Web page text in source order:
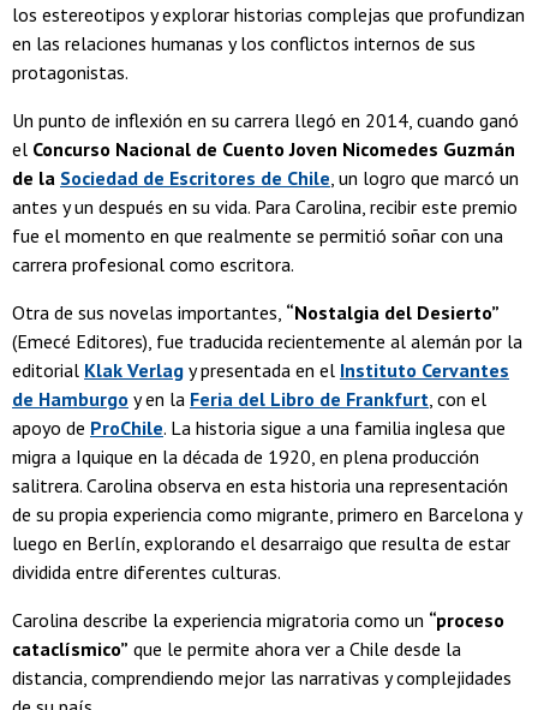
los estereotipos y explorar historias complejas que profundizan
en las relaciones humanas y los conflictos internos de sus
protagonistas.
Un punto de inflexión en su carrera llegó en 2014, cuando ganó
el Concurso Nacional de Cuento Joven Nicomedes Guzmán
de la Sociedad de Escritores de Chile, un logro que marcó un
antes y un después en su vida. Para Carolina, recibir este premio
fue el momento en que realmente se permitió soñar con una
carrera profesional como escritora.
Otra de sus novelas importantes, “Nostalgia del Desierto”
(Emecé Editores), fue traducida recientemente al alemán por la
editorial Klak Verlag y presentada en el Instituto Cervantes
de Hamburgo y en la Feria del Libro de Frankfurt, con el
apoyo de ProChile. La historia sigue a una familia inglesa que
migra a Iquique en la década de 1920, en plena producción
salitrera. Carolina observa en esta historia una representación
de su propia experiencia como migrante, primero en Barcelona y
luego en Berlín, explorando el desarraigo que resulta de estar
dividida entre diferentes culturas.
Carolina describe la experiencia migratoria como un “proceso
cataclísmico” que le permite ahora ver a Chile desde la
distancia, comprendiendo mejor las narrativas y complejidades